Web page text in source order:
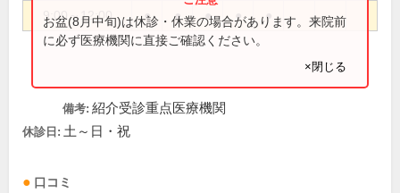
9:00～12:00 ● ● ● ● ●
お盆(8月中旬)は休診・休業の場合があります。来院前
に必ず医療機関に直接ご確認ください。
×閉じる
備考: 紹介受診重点医療機関
休診日: 土～日・祝
口コミ